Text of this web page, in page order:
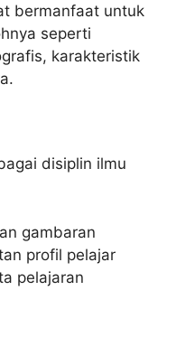
bermanfaat untuk
seperti
karakteristik
disiplin ilmu
gambaran
profil pelajar
pelajaran